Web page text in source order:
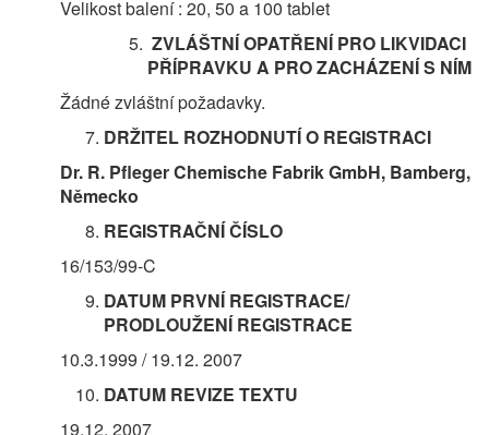
Velikost balení : 20, 50 a 100 tablet
ZVLÁŠTNÍ OPATŘENÍ PRO LIKVIDACI
PŘÍPRAVKU A PRO ZACHÁZENÍ S NÍM
Žádné zvláštní požadavky.
DRŽITEL ROZHODNUTÍO REGISTRACI
Dr. R. Pfleger Chemische Fabrik GmbH, Bamberg,
Německo
REGISTRAČNÍ ČÍSLO
16/153/99-C
DATUM PRVNÍREGISTRACE/
PRODLOUŽENÍ REGISTRACE
10.3.1999 / 19.12. 2007
DATUM REVIZE TEXTU
19.12. 2007